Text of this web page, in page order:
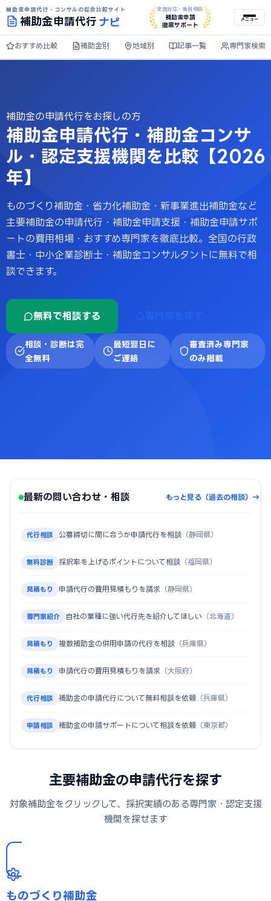
補助金申請代行・コンサルの総合比較サイト
補助金申請代行 ナビ
全国対応・無料相談
補助金申請
徹底サポート
メニュー
おすすめ比較 補助金別 地域別 記事一覧 専門家検索
補助金の申請代行をお探しの方
補助金申請代行・補助金コンサ
ル・認定支援機関を比較【2026
年】
ものづくり補助金・省力化補助金・新事業進出補助金など
主要補助金の申請代行・補助金申請支援・補助金申請サポ
ートの費用相場・おすすめ専門家を徹底比較。全国の行政
書士・中小企業診断士・補助金コンサルタントに無料で相
談できます。
無料で相談する
相談・診断は完
全無料
最短翌日に
ご連絡
審査済み専門家
のみ掲載
最新の問い合わせ・相談 もっと見る（過去の相談）→
代行相談 公募締切に間に合うか申請代行を相談 （静岡県）
無料診断 採択率を上げるポイントについて相談 （福岡県）
見積もり 申請代行の費用見積もりを請求 （静岡県）
専門家紹介 自社の業種に強い代行先を紹介してほしい （北海道）
見積もり 複数補助金の併用申請の代行を相談 （兵庫県）
見積もり 申請代行の費用見積もりを請求 （大阪府）
代行相談 補助金の申請代行について無料相談を依頼 （兵庫県）
申請相談 補助金の申請サポートについて相談を依頼 （東京都）
主要補助金の申請代行を探す
対象補助金をクリックして、採択実績のある専門家・認定支援
機関を探せます
ものづくり補助金